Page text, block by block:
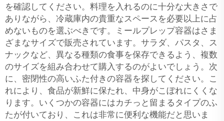
を確認してください。料理を入れるのに十分な大きさで
ありながら、冷蔵庫内の貴重なスペースを必要以上に占
めないものを選ぶべきです。ミールプレップ容器はさま
ざまなサイズで販売されています。サラダ、パスタ、ス
ナックなど、異なる種類の食事を保存できるよう、複数
のサイズを組み合わせて購入するのがよいでしょう。次
に、密閉性の高いふた付きの容器を探してください。こ
れにより、食品が新鮮に保たれ、中身がこぼれにくくな
ります。いくつかの容器にはカチっと留まるタイプのふ
たが付いており、これは非常に便利な機能だと思いま